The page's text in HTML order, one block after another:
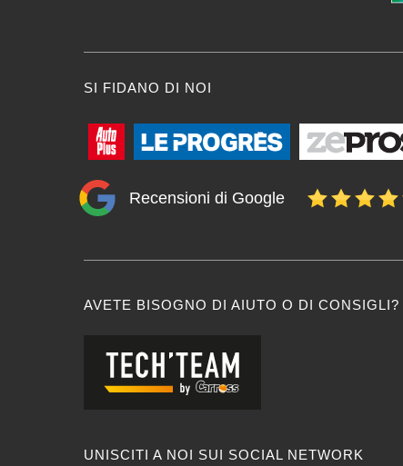
SI FIDANO DI NOI
Recensioni di Google
AVETE BISOGNO DI AIUTO O DI CONSIGLI?
UNISCITI A NOI SUI SOCIAL NETWORK